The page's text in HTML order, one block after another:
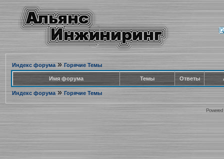
Индекс форума» Горячие Темы
Имя форума Темы Ответы
Индекс форума» Горячие Темы